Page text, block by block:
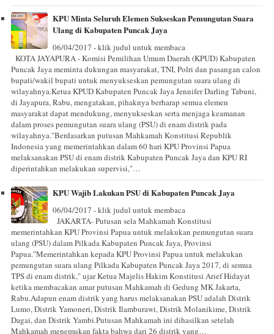
KPU Minta Seluruh Elemen Sukseskan Pemungutan Suara
Ulang di Kabupaten Puncak Jaya
06/04/2017 - klik judul untuk membaca
KOTA JAYAPURA - Komisi Pemilihan Umum Daerah (KPUD) Kabupaten
Puncak Jaya meminta dukungan masyarakat, TNI, Polri dan pasangan calon
bupati/wakil bupati untuk menyukseskan pemungutan suara ulang di
wilayahnya.Ketua KPUD Kabupaten Puncak Jaya Jennifer Darling Tabuni,
di Jayapura, Rabu, mengatakan, pihaknya berharap semua elemen
masyarakat dapat mendukung, menyukseskan serta menjaga keamanan
dalam proses pemungutan suara ulang (PSU) di enam distrik pada
wilayahnya."Berdasarkan putusan Mahkamah Konstitusi Republik
Indonesia yang memerintahkan dalam 60 hari KPU Provinsi Papua
melaksanakan PSU di enam distrik Kabupaten Puncak Jaya dan KPU RI
diperintahkan melakukan supervisi,"…
KPU Wajib Lakukan PSU di Kabupaten Puncak Jaya
06/04/2017 - klik judul untuk membaca
JAKARTA- Putusan sela Mahkamah Konstitusi
memerintahkan KPU Provinsi Papua untuk melakukan pemungutan suara
ulang (PSU) dalam Pilkada Kabupaten Puncak Jaya, Provinsi
Papua."Memerintahkan kepada KPU Provinsi Papua untuk melakukan
pemungutan suara ulang Pilkada Kabupaten Puncak Jaya 2017, di semua
TPS di enam distrik," ujar Ketua Majelis Hakim Konstitusi Arief Hidayat
ketika membacakan amar putusan Mahkamah di Gedung MK Jakarta,
Rabu.Adapun enam distrik yang harus melaksanakan PSU adalah Distrik
Lumo, Distrik Yamoneri, Distrik Ilamburawi, Distrik Molanikime, Distrik
Dagai, dan Distrik Yambi.Putusan Mahkamah ini dihasilkan setelah
Mahkamah menemukan fakta bahwa dari 26 distrik yang…